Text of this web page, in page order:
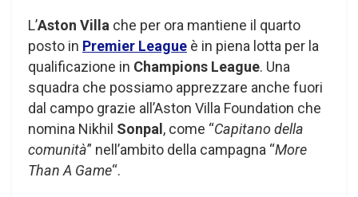
L’Aston Villa che per ora mantiene il quarto
posto in Premier League è in piena lotta per la
qualificazione in Champions League. Una
squadra che possiamo apprezzare anche fuori
dal campo grazie all’Aston Villa Foundation che
nomina Nikhil Sonpal, come “Capitano della
comunità” nell’ambito della campagna “More
Than A Game“.